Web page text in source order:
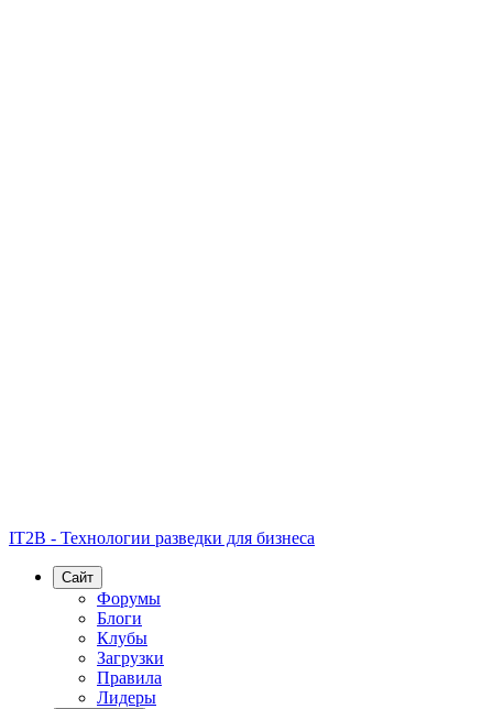
IT2B - Технологии разведки для бизнеса
Сайт
Форумы
Блоги
Клубы
Загрузки
Правила
Лидеры